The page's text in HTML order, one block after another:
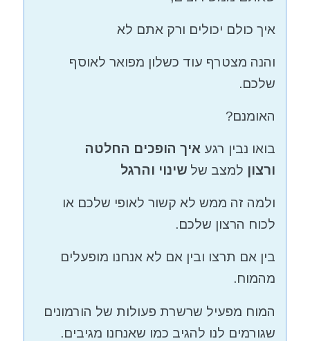
איך כולם יכולים ורק אתם לא
והנה מצטרף עוד כשלון מפואר לאוסף
שלכם.
האומנם?
בואו נבין רגע איך הופכים החלטה
ורצון למצב של שינוי והרגל
ולמה זה ממש לא קשור לאופי שלכם או
לכוח הרצון שלכם.
בין אם תרצו ובין אם לא אנחנו מופעלים
מהמוח.
המוח מפעיל שרשרת פעולות של הורמונים
שגורמים לנו להגיב כמו שאנחנו מגיבים.